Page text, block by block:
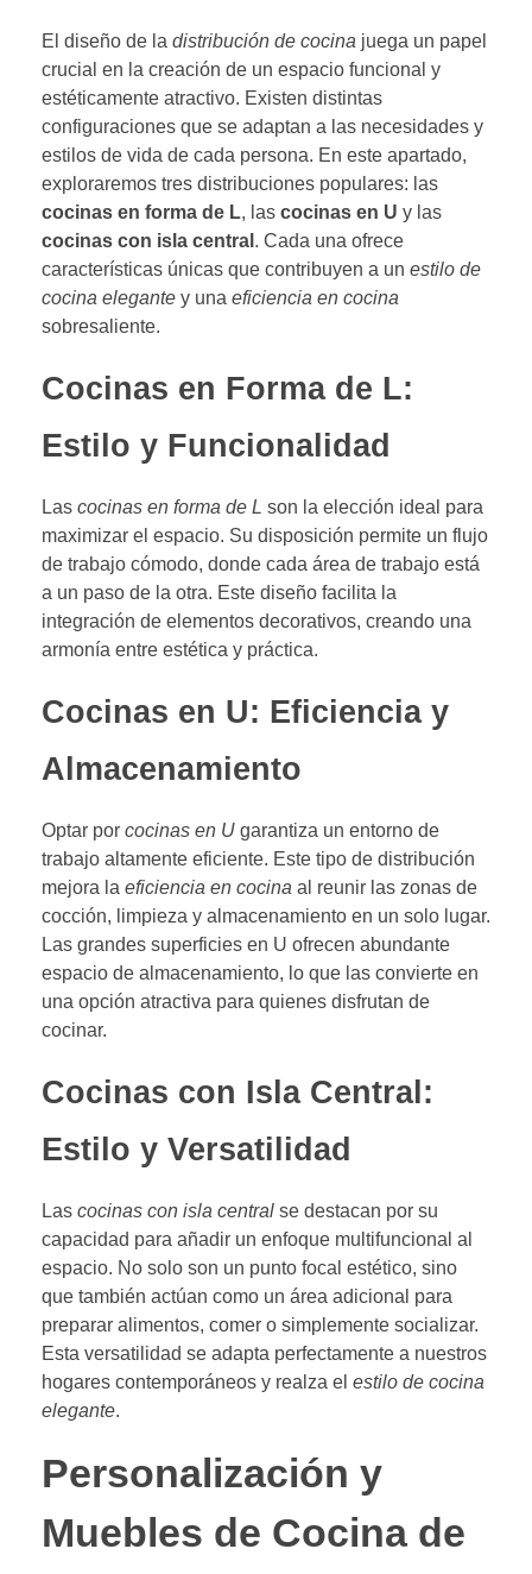
El diseño de la distribución de cocina juega un papel
crucial en la creación de un espacio funcional y
estéticamente atractivo. Existen distintas
configuraciones que se adaptan a las necesidades y
estilos de vida de cada persona. En este apartado,
exploraremos tres distribuciones populares: las
cocinas en forma de L, las cocinas en U y las
cocinas con isla central . Cada una ofrece
características únicas que contribuyen a un estilo de
cocina elegante y una eficiencia en cocina
sobresaliente.
Cocinas en Forma de L:
Estilo y Funcionalidad
Las cocinas en forma de L son la elección ideal para
maximizar el espacio. Su disposición permite un flujo
de trabajo cómodo, donde cada área de trabajo está
a un paso de la otra. Este diseño facilita la
integración de elementos decorativos, creando una
armonía entre estética y práctica.
Cocinas en U: Eficiencia y
Almacenamiento
Optar por cocinas en U garantiza un entorno de
trabajo altamente eficiente. Este tipo de distribución
mejora la eficiencia en cocina al reunir las zonas de
cocción, limpieza y almacenamiento en un solo lugar.
Las grandes superficies en U ofrecen abundante
espacio de almacenamiento, lo que las convierte en
una opción atractiva para quienes disfrutan de
cocinar.
Cocinas con Isla Central:
Estilo y Versatilidad
Las cocinas con isla central se destacan por su
capacidad para añadir un enfoque multifuncional al
espacio. No solo son un punto focal estético, sino
que también actúan como un área adicional para
preparar alimentos, comer o simplemente socializar.
Esta versatilidad se adapta perfectamente a nuestros
hogares contemporáneos y realza el estilo de cocina
elegante.
Personalización y
Muebles de Cocina de